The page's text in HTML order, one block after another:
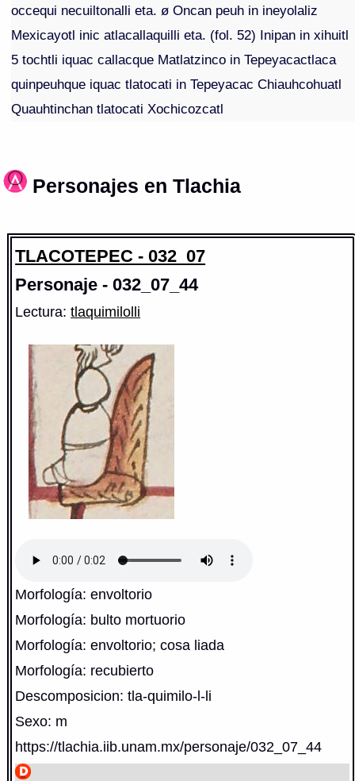
occequi necuiltonalli eta. ø Oncan peuh in ineyolaliz
Mexicayotl inic atlacallaquilli eta. (fol. 52) Inipan in xihuitl
5 tochtli iquac callacque Matlatzinco in Tepeyacactlaca
quinpeuhque iquac tlatocati in Tepeyacac Chiauhcohuatl
Quauhtinchan tlatocati Xochicozcatl
Personajes en Tlachia
TLACOTEPEC - 032_07
Personaje - 032_07_44
Lectura:tlaquimilolli
Morfología: envoltorio
Morfología: bulto mortuorio
Morfología: envoltorio; cosa liada
Morfología: recubierto
Descomposicion: tla-quimilo-l-li
Sexo: m
https://tlachia.iib.unam.mx/personaje/032_07_44